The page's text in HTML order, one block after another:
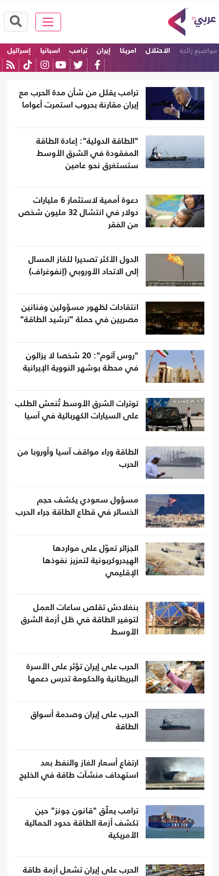
مواضيع رائجة الاحتلال امريكا إيران ترامب اسبانيا إسرائيل
ترامب يقلل من شأن مدة الحرب مع
إيران مقارنة بحروب استمرت أعواما
"الطاقة الدولية": إعادة الطاقة
المفقودة في الشرق الأوسط
ستستغرق نحو عامين
دعوة أممية لاستثمار 6 مليارات
دولار في انتشال 32 مليون شخص
من الفقر
الدول الأكثر تصديرا للغاز المسال
إلى الاتحاد الأوروبي (إنفوغراف)
انتقادات لظهور مسؤولين وفنانين
مصريين في حملة "ترشيد الطاقة"
"روس آتوم": 20 شخصا لا يزالون
في محطة بوشهر النووية الإيرانية
توترات الشرق الأوسط تُنعش الطلب
على السيارات الكهربائية في آسيا
الطاقة وراء مواقف آسيا وأوروبا من
الحرب
مسؤول سعودي يكشف حجم
الخسائر في قطاع الطاقة جراء الحرب
الجزائر تعوّل على مواردها
الهيدروكربونية لتعزيز نفوذها
الإقليمي
بنغلادش تقلص ساعات العمل
لتوفير الطاقة في ظل أزمة الشرق
الأوسط
الحرب على إيران تؤثر على الأسرة
البريطانية والحكومة تدرس دعمها
الحرب على إيران وصدمة أسواق
الطاقة
ارتفاع أسعار الغاز والنفط بعد
استهداف منشآت طاقة في الخليج
ترامب يعلّق "قانون جونز" حين
تكشف أزمة الطاقة حدود الحمائية
الأمريكية
الحرب على إيران تشعل أزمة طاقة